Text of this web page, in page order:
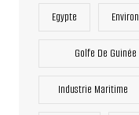
Egypte
Golfe De Guinée
Industrie Maritime